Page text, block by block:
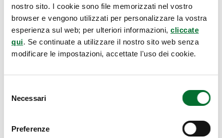
nostro sito. I cookie sono file memorizzati nel vostro
browser e vengono utilizzati per personalizzare la vostra
esperienza sul web; per ulteriori informazioni, cliccate
qui. Se continuate a utilizzare il nostro sito web senza
modificare le impostazioni, accettate l'uso dei cookie.
delNecessari
Preferenze
suo marchio “NEXUS” con il marchio successivo
di Google. Tuttavia, il TRAD (all’epocaTRAB),
rifiutò la lettera di consensoaffermando che
la Legge Marchi Cinese aveva l’obbligo di
proteggere in primis i consumatori dal rischio
di confusione sulla fonte dei prodotti/servizi e
praticamente uguali di coesistere su prodotti
confusione. Google presentò appello a tale